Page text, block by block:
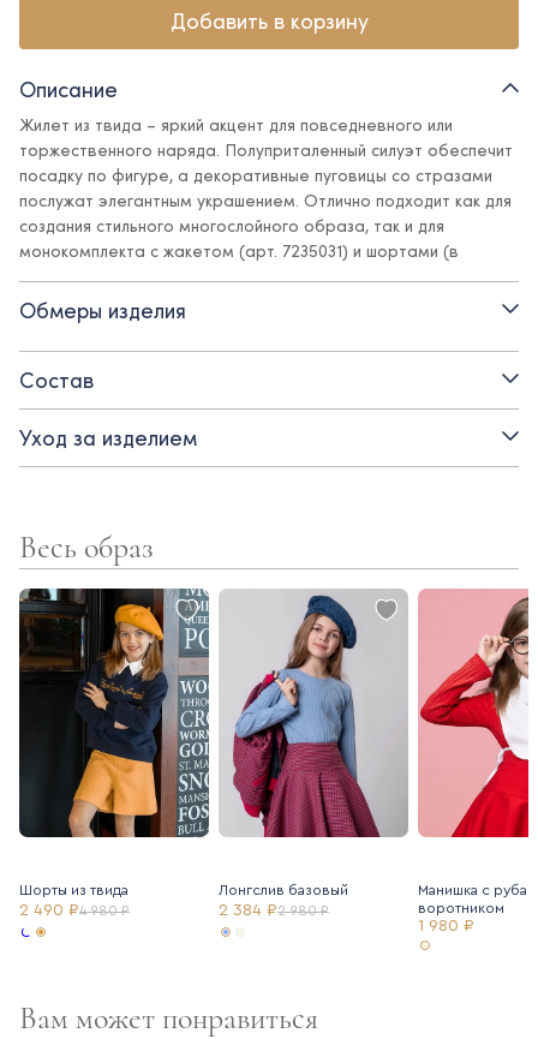
Добавить в корзину
Описание
Жилет из твида – яркий акцент для повседневного или
торжественного наряда. Полуприталенный силуэт обеспечит
посадку по фигуре, а декоративные пуговицы со стразами
послужат элегантным украшением. Отлично подходит как для
создания стильного многослойного образа, так и для
монокомплекта с жакетом (арт. 7235031) и шортами (в
горчичном цвете - арт. 7235033)/юбкой (в молочном цвете –
арт. 7235044)
- полуприталенный силуэт
- фактурная ткань
Обмеры изделия
Состав
Уход за изделием
Весь образ
Шорты из твида
2 490 ₽4 980 ₽
Лонгслив базовый
2 384 ₽2 980 ₽
Манишка с
воротником
1 980 ₽
Вам может понравиться